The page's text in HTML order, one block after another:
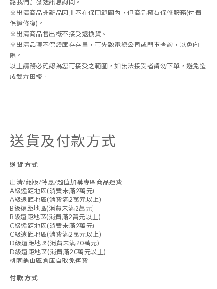
絡我們』發送訊息詢問。
※出清商品非新品因此不在保固範圍內，但商品擁有保修服務(付費
保證修復)。
※出清商品售出概不接受退換貨。
※ 出清品項不保證庫存存量，可先致電總公司或門市查詢，以免向
隅。
以上請務必確認為您可接受之範圍，如無法接受者請勿下單，避免造
成雙方困擾。
送貨及付款方式
送貨方式
出清/絕版/特惠/超值加購專區商品運費
A級遠距地區(消費未滿2萬元)
A級遠距地區(消費滿2萬元以上)
B級遠距地區(消費未滿2萬元)
B級遠距地區(消費滿2萬元以上)
C級遠距地區(消費未滿2萬元)
C級遠距地區(消費滿2萬元以上)
D級遠距地區(消費未滿20萬元)
D級遠距地區(消費滿20萬元以上)
桃園龜山區倉庫自取免運費
付款方式